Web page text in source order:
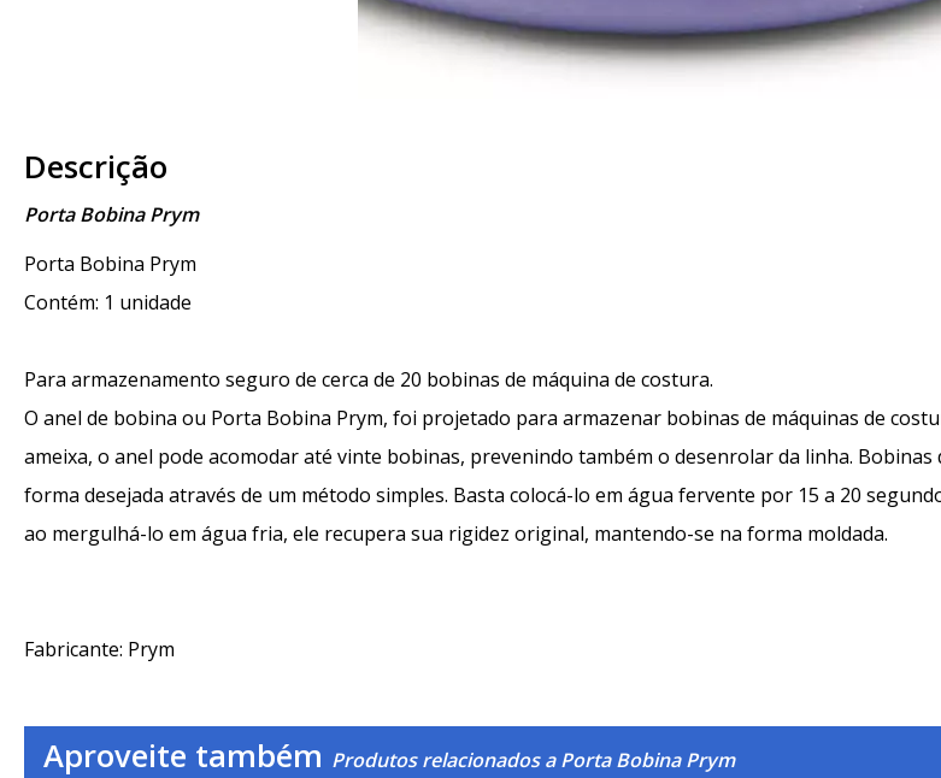
Descrição
Porta Bobina Prym
Porta Bobina Prym
Contém: 1 unidade
Para armazenamento seguro de cerca de 20 bobinas de máquina de costura.
O anel de bobina ou Porta Bobina Prym, foi projetado para armazenar bobinas de máquinas de
ameixa, o anel pode acomodar até vinte bobinas, prevenindo também o desenrolar da linha.
forma desejada através de um método simples. Basta colocá-lo em água fervente por 15 a 20
ao mergulhá-lo em água fria, ele recupera sua rigidez original, mantendo-se na forma moldada.
Fabricante: Prym
Aproveite também Produtos relacionados a Porta Bobina Prym